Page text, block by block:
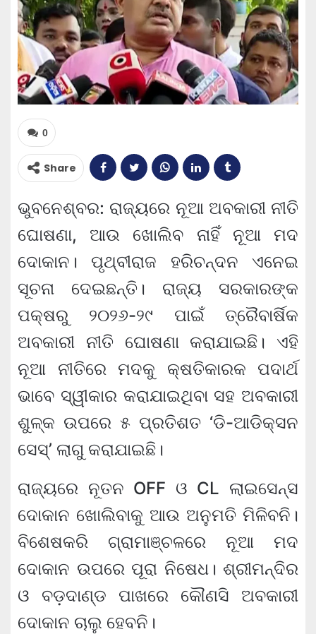
0
Share
ଭୁବନେଶ୍ବର: ରାଜ୍ୟରେ ନୂଆ ଅବକାରୀ ନୀତି
ଘୋଷଣା, ଆଉ ଖୋଲିବ ନାହିଁ ନୂଆ ମଦ
ଦୋକାନ। ପୃଥ୍ବୀରାଜ ହରିଚନ୍ଦନ ଏନେଇ
ସୂଚନା ଦେଇଛନ୍ତି। ରାଜ୍ୟ ସରକାରଙ୍କ
ପକ୍ଷରୁ ୨୦୨୬-୨୯ ପାଇଁ ତ୍ରୈବାର୍ଷିକ
ଅବକାରୀ ନୀତି ଘୋଷଣା କରାଯାଇଛି। ଏହି
ନୂଆ ନୀତିରେ ମଦକୁ କ୍ଷତିକାରକ ପଦାର୍ଥ
ଭାବେ ସ୍ୱୀକାର କରାଯାଇଥିବା ସହ ଅବକାରୀ
ଶୁଳ୍କ ଉପରେ ୫ ପ୍ରତିଶତ ‘ଡି-ଆଡିକ୍ସନ
ସେସ୍’ ଲାଗୁ କରାଯାଇଛି।
ରାଜ୍ୟରେ ନୂତନ OFF ଓ CL ଲାଇସେନ୍ସ
ଦୋକାନ ଖୋଲିବାକୁ ଆଉ ଅନୁମତି ମିଳିବନି।
ବିଶେଷକରି ଗ୍ରାମାଞ୍ଚଳରେ ନୂଆ ମଦ
ଦୋକାନ ଉପରେ ପୂରା ନିଷେଧ। ଶ୍ରୀମନ୍ଦିର
ଓ ବଡ଼ଦାଣ୍ଡ ପାଖରେ କୌଣସି ଅବକାରୀ
ଦୋକାନ ଚାଲୁ ହେବନି।